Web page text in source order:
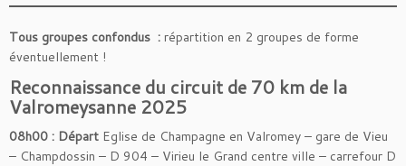
Tous groupes confondus : répartition en 2 groupes de forme
éventuellement !
Reconnaissance du circuit de 70 km de la
Valromeysanne 2025
08h00 : Départ Eglise de Champagne en Valromey – gare de Vieu
– Champdossin – D 904 – Virieu le Grand centre ville – carrefour D